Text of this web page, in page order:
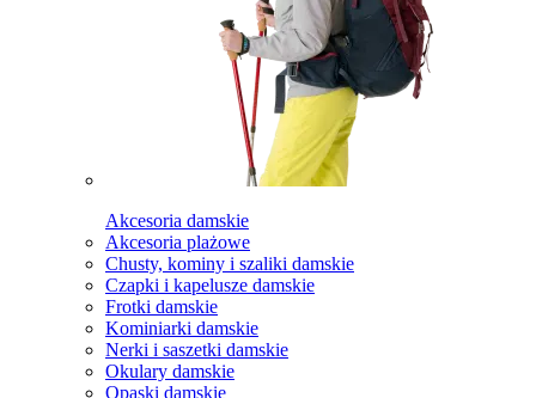
Akcesoria damskie
Akcesoria plażowe
Chusty, kominy i szaliki damskie
Czapki i kapelusze damskie
Frotki damskie
Kominiarki damskie
Nerki i saszetki damskie
Okulary damskie
Opaski damskie